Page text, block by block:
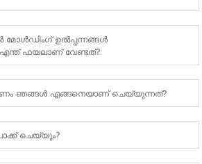
മോൾഡിംഗ് ഉൽപ്പന്നങ്ങൾ
എന്ത് ഫയലാണ് വേണ്ടത്?
ഞങ്ങൾ എങ്ങനെയാണ് ചെയ്യുന്നത്?
ചെയ്യും?